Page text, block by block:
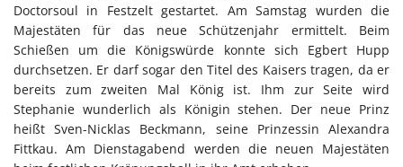
Doctorsoul in Festzelt gestartet. Am Samstag wurden die
Majestäten für das neue Schützenjahr ermittelt. Beim
Schießen um die Königswürde konnte sich Egbert Hupp
durchsetzen. Er darf sogar den Titel des Kaisers tragen, da er
bereits zum zweiten Mal König ist. Ihm zur Seite wird
Stephanie wunderlich als Königin stehen. Der neue Prinz
heißt Sven-Nicklas Beckmann, seine Prinzessin Alexandra
Fittkau. Am Dienstagabend werden die neuen Majestäten